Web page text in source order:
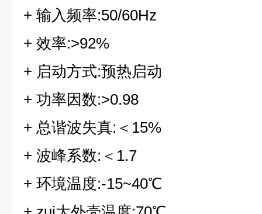
+ 输入频率:50/60Hz
+ 效率:>92%
+ 启动方式:预热启动
+ 功率因数:>0.98
+ 总谐波失真:＜15%
+ 波峰系数:＜1.7
+ 环境温度:-15~40℃